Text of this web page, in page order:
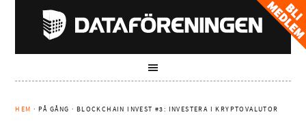
HEM · PÅ GÅNG · BLOCKCHAIN INVEST #3: INVESTERA I KRYPTOVALUTOR